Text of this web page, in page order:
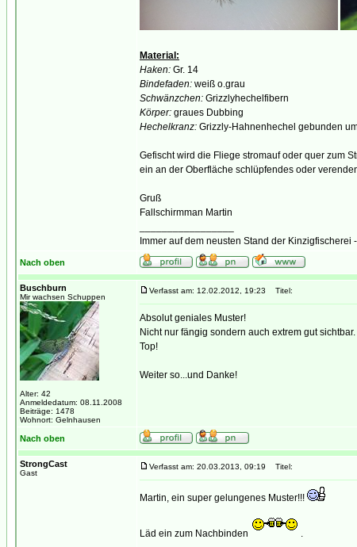
Material:
Haken: Gr. 14
Bindefaden: weiß o.grau
Schwänzchen: Grizzlyhechelfibern
Körper: graues Dubbing
Hechelkranz: Grizzly-Hahnenhechel gebunden
Gefischt wird die Fliege stromauf oder quer zum
ein an der Oberfläche schlüpfendes oder
Gruß
Fallschirmman Martin
Immer auf dem neusten Stand der Kinzigfischerei
Nach oben
Buschburn
Mir wachsen Schuppen
Alter: 42
Anmeldedatum: 08.11.2008
Beiträge: 1478
Wohnort: Gelnhausen
Verfasst am: 12.02.2012, 19:23 Titel:
Absolut geniales Muster!
Nicht nur fängig sondern auch extrem gut sichtbar.
Top!
Weiter so...und Danke!
Nach oben
StrongCast
Gast
Verfasst am: 20.03.2013, 09:19 Titel:
Martin, ein super gelungenes Muster!!!
Läd ein zum Nachbinden .